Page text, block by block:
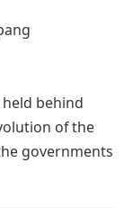
behind
of the
governments